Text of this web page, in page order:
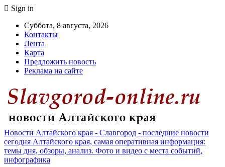
Sign in
Суббота, 8 августа, 2026
Контакты
Лента
Карта
Предложить новость
Реклама на сайте
Новости Алтайского края - Славгород - последние новости
сегодня Алтайского края, самая оперативная информация:
темы дня, обзоры, анализ. Фото и видео с места событий,
инфографика